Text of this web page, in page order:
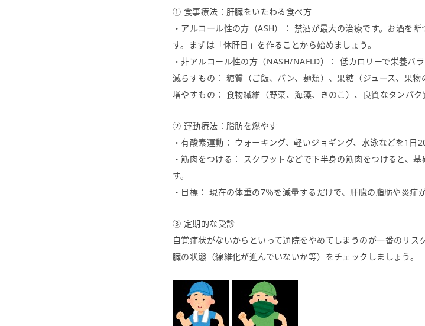
① 食事療法：肝臓をいたわる食べ方
・アルコール性の方（ASH）： 禁酒が最大の治療です。お酒を
す。まずは「休肝日」を作ることから始めましょう。
・非アルコール性の方（NASH/NAFLD）： 低カロリーで栄養バ
減らすもの： 糖質（ご飯、パン、麺類）、果糖（ジュース、果物
増やすもの： 食物繊維（野菜、海藻、きのこ）、良質なタンパク
② 運動療法：脂肪を燃やす
・有酸素運動： ウォーキング、軽いジョギング、水泳などを1日
・筋肉をつける： スクワットなどで下半身の筋肉をつけると、
す。
・目標： 現在の体重の7％を減量するだけで、肝臓の脂肪や炎症
③ 定期的な受診
自覚症状がないからといって通院をやめてしまうのが一番のリ
臓の状態（線維化が進んでいないか等）をチェックしましょう。